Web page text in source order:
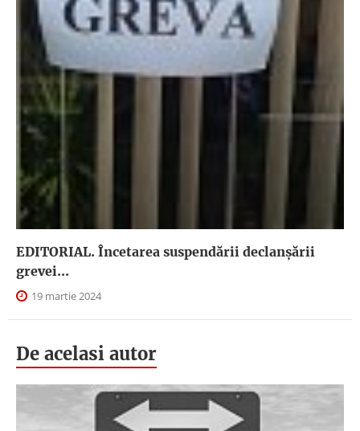
EDITORIAL. Încetarea suspendării declanşării
grevei...
19 martie 2024
De acelasi autor